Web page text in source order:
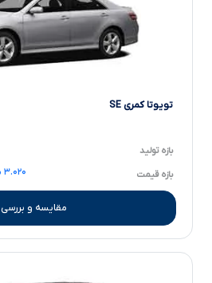
تویوتا کمری SE
بازه تولید
بازه قیمت ۳.۰۲۰ میلیارد تا ۴.۵۱۰ میلیارد تومانءءء
مقایسه و بررسی